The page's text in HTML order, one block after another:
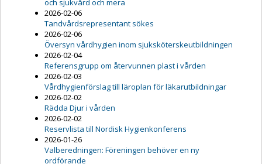
och sjukvård och mera
2026-02-06
Tandvårdsrepresentant sökes
2026-02-06
Översyn vårdhygien inom sjuksköterskeutbildningen
2026-02-04
Referensgrupp om återvunnen plast i vården
2026-02-03
Vårdhygienförslag till läroplan för läkarutbildningar
2026-02-02
Rädda Djur i vården
2026-02-02
Reservlista till Nordisk Hygienkonferens
2026-01-26
Valberedningen: Föreningen behöver en ny
ordförande